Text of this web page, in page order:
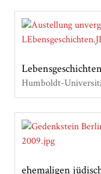
Humboldt-
ehemaligen